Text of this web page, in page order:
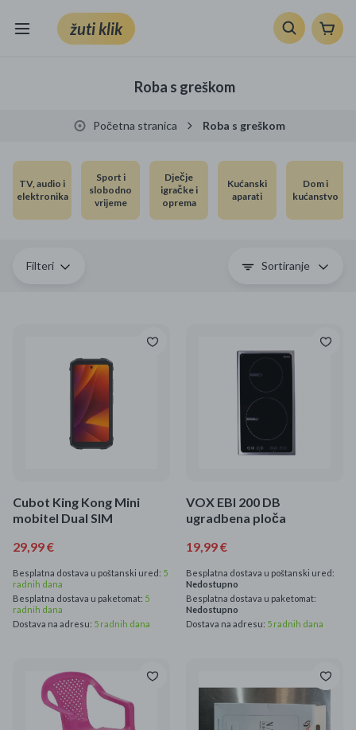
žuti klik
TV, audio i foto
VRT I ALATI
Klik supermarket
Mame i bebe
Čišćenje zaliha
Kišobrani akcija
Najpopularniji proizvodi
Roba s greškom
Roba s greškom
Početna stranica Roba s greškom
TV, audio i
elektronika
Sport i
slobodno
vrijeme
Dječje
igračke i
oprema
Kućanski
aparati
Dom i
kućanstvo
Filteri Sortiranje
Cubot King Kong Mini
mobitel Dual SIM
29,99 €
Besplatna dostava u poštanski ured: 5
radnih dana
Besplatna dostava u paketomat: 5
radnih dana
Dostava na adresu: 5 radnih dana
VOX EBI 200 DB
ugradbena ploča
19,99 €
Besplatna dostava u poštanski ured:
Nedostupno
Besplatna dostava u paketomat:
Nedostupno
Dostava na adresu: 5 radnih dana